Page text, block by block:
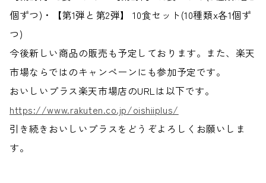
個ずつ)・【第1弾と第2弾】 10食セット(10種類x各1個ず
つ)
今後新しい商品の販売も予定しております。また、楽天
市場ならではのキャンペーンにも参加予定です。
おいしいプラス楽天市場店のURLは以下です。
https://www.rakuten.co.jp/oishiiplus/
引き続きおいしいプラスをどうぞよろしくお願いしま
す。